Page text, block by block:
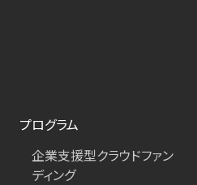
プログラム
企業支援型クラウドファン
ディング